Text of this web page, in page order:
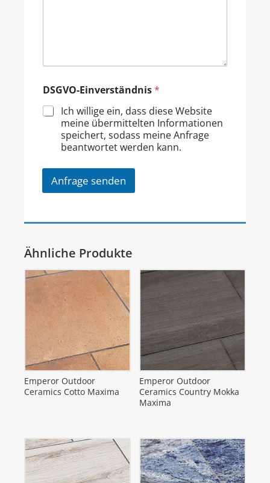
DSGVO-Einverständnis*
Ich willige ein, dass diese Website
meine übermittelten Informationen
speichert, sodass meine Anfrage
beantwortet werden kann.
Anfrage senden
Ähnliche Produkte
Emperor Outdoor
Ceramics Cotto Maxima
Emperor Outdoor
Ceramics Country Mokka
Maxima